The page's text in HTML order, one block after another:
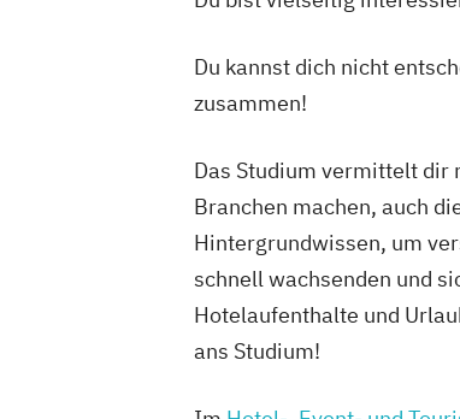
Du kannst dich nicht
zusammen!
Das Studium vermittelt dir
Branchen machen, auch
Hintergrundwissen, um
schnell wachsenden und
Hotelaufenthalte und
ans Studium!